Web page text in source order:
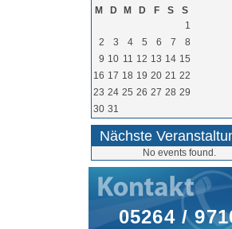
M
D M D F S
S
1
2
3 4 5 6 7
8
9 10 11 12 13 14 15
16 17 18 19 20 21 22
23 24 25 26 27 28 29
30 31
Nächste
No events found.
05264 /